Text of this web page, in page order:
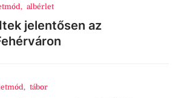
, albérlet
jelentősen az
, tábor